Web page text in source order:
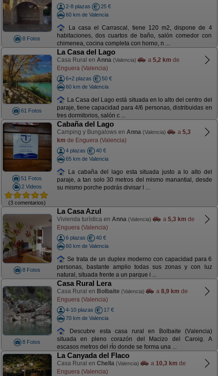
8 Fotos
2-8 plazas
25 €
60 km de Valencia
La casa el Carrascal, tiene 120 m2, dispone de 4
habitaciones, dos cuartos de baño, salón comedor con
chimenea, cocina completa con horno, n ...
61 Fotos
La Casa del Lago
Casa Rural en Anna (Valencia) a 5,2 km de
Enguera (Valencia)
6+2 plazas
50 €
60 km de Valencia
La Casa del Lago está situada en lo alto del centro del
paraje, tiene capacidad para 4/6 personas, distribuidas en
tres dormitorios, salón c ...
51 Fotos
2 Videos
(3 comentarios)
Cabaña del Lago
Camping y Bungalows en Anna (Valencia) a 5,3
km de Enguera (Valencia)
4 plazas
40 €
65 km de Valencia
La cabaña del lago esta situada justo a lo alto del
paraje, a tan solo 30 metros del mismo manantial, desde
su mismo porche podrás divisar l ...
8 Fotos
La Casa Azul
Vivienda turística en Anna (Valencia) a 5,3 km de
Enguera (Valencia)
6 plazas
40 €
60 km de Valencia
Se trata de un duplex moderno con capacidad para 6
personas, bastante amplio todas sus zonas y con luz
natural, situada frente a un parque i ...
8 Fotos
Casa Rural Lera
Casa Rural en Bolbaite (Valencia) a 8,9 km de
Enguera (Valencia)
4-10 plazas
17 €
70 km de Valencia
Descubre esta casa rural en Bolbaite (Valencia)
situada en pleno corazón del Macizo del Caroig. A
escasos metros del rÍo donde se forma una ...
La Canyada del Flaco
Casa Rural en Chella (Valencia) a 10,3 km de
Enguera (Valencia)